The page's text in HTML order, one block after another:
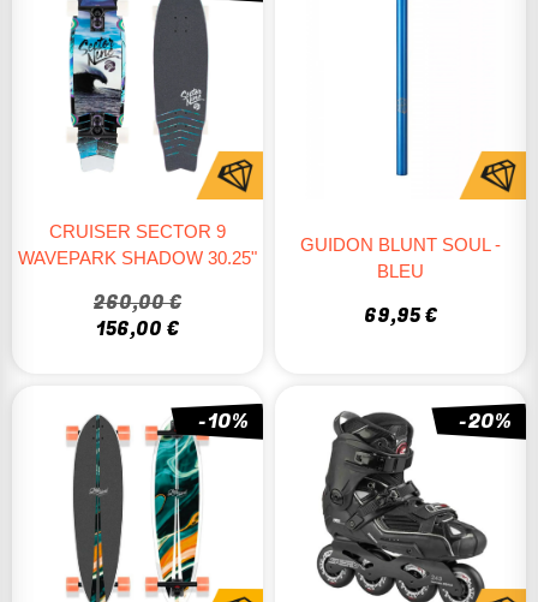
CRUISER SECTOR 9
WAVEPARK SHADOW 30.25"
260,00 €
156,00 €
GUIDON BLUNT SOUL -
BLEU
69,95 €
-10% -20%